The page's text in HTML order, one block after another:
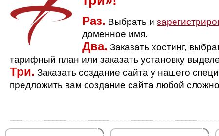
Раз. Выбрать и
доменное имя.
Два. Заказать хостинг,
тарифный план или заказать установку
Три. Заказать создание сайта у нашего
предложить вам создание сайта любой